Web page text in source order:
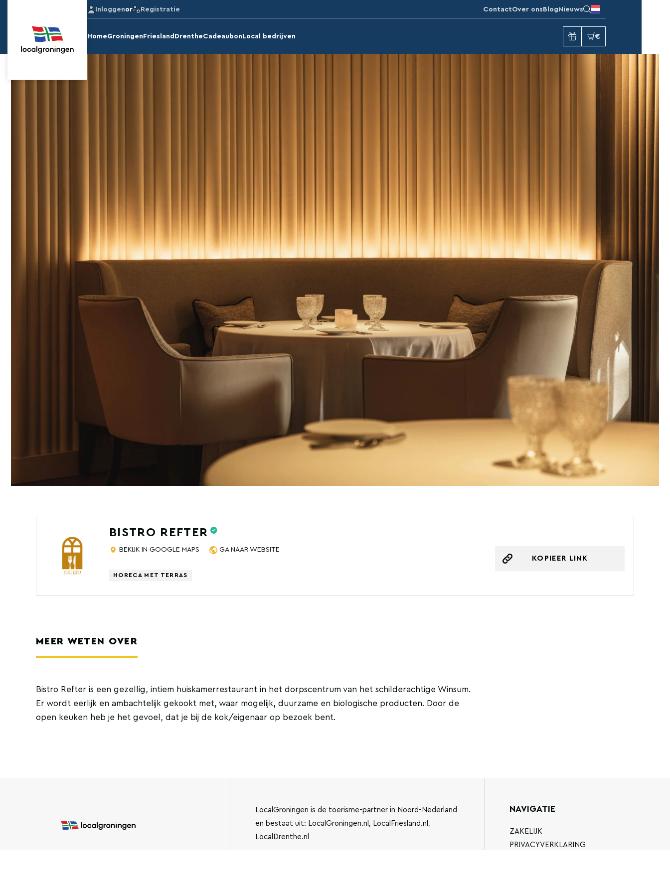
Inloggenor Registratie ContactOver ons Blog Nieuws
HomeGroningen Friesland DrentheCadeaubon Local bedrijven €
BISTRO REFTER
BEKIJK IN GOOGLE MAPS GA NAAR WEBSITE
HORECA MET TERRAS
KOPIEER LINK
MEER WETEN OVER
Bistro Refter is een gezellig, intiem huiskamerrestaurant in het dorpscentrum van het schilderachtige Winsum.
Er wordt eerlijk en ambachtelijk gekookt met, waar mogelijk, duurzame en biologische producten. Door de
open keuken heb je het gevoel, dat je bij de kok/eigenaar op bezoek bent.
LocalGroningen is de toerisme-partner in Noord-Nederland
en bestaat uit: LocalGroningen.nl, LocalFriesland.nl,
LocalDrenthe.nl
NAVIGATIE
ZAKELIJK
PRIVACYVERKLARING